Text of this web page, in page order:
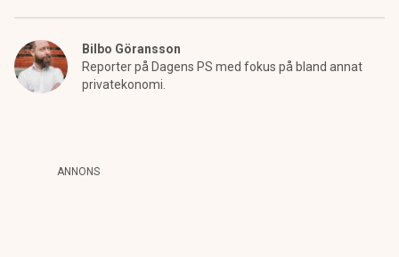
Bilbo Göransson
Reporter på Dagens PS med fokus på bland annat
privatekonomi.
ANNONS